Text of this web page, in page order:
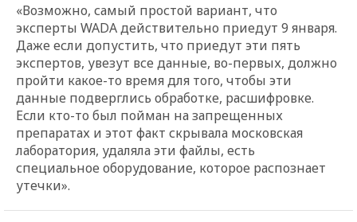
«Возможно, самый простой вариант, что
эксперты WADA действительно приедут 9 января.
Даже если допустить, что приедут эти пять
экспертов, увезут все данные, во-первых, должно
пройти какое-то время для того, чтобы эти
данные подверглись обработке, расшифровке.
Если кто-то был пойман на запрещенных
препаратах и этот факт скрывала московская
лаборатория, удаляла эти файлы, есть
специальное оборудование, которое распознает
утечки».